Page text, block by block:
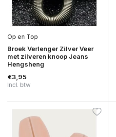
Op en Top
Broek Verlenger Zilver Veer
met zilveren knoop Jeans
Hengsheng
€3,95
Incl. btw